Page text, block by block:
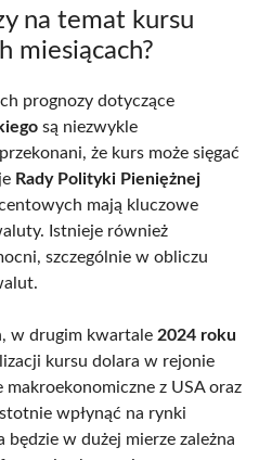
na temat kursu
miesiącach?
prognozy dotyczące
są niezwykle
że kurs może sięgać
Rady Polityki Pieniężnej
mają kluczowe
Istnieje również
szczególnie w obliczu
w drugim kwartale 2024 roku
kursu dolara w rejonie
makroekonomiczne z USA oraz
wpłynąć na rynki
w dużej mierze zależna